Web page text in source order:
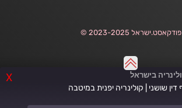
X
פודקאסט.ישראל 2023-2025 ©